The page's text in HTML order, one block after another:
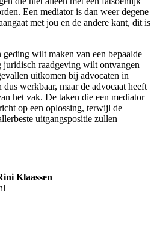
Een mediator is dan weer degene
met jou en de andere kant, dit is
wilt maken van een bepaalde
juridisch raadgeving wilt ontvangen
uitkomen bij advocaten in
werkbaar, maar de advocaat heeft
het vak. De taken die een mediator
op een oplossing, terwijl de
uitgangspositie zullen
Klaassen